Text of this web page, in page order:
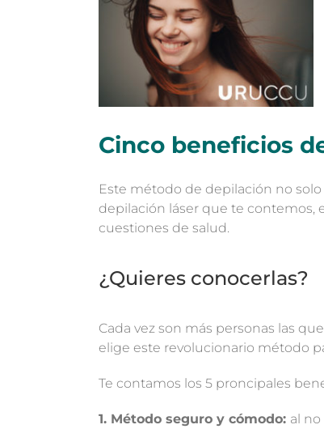
Cinco beneficios
Este método de depilación no
depilación láser que te contemos,
cuestiones de salud.
¿Quieres conocerlas?
Cada vez son más personas las
elige este revolucionario método
Te contamos los 5 proncipales
1. Método seguro y cómodo: al